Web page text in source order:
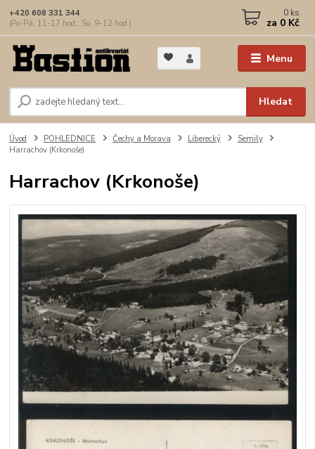
Menu
Hledat
+420 608 331 344
(Po-Pá, 11-17 hod.; So, 9-12 hod.)
0 ks
za 0 Kč
Úvod POHLEDNICE Čechy a Morava Liberecký
Semily
Harrachov (Krkonoše)
Harrachov (Krkonoše)